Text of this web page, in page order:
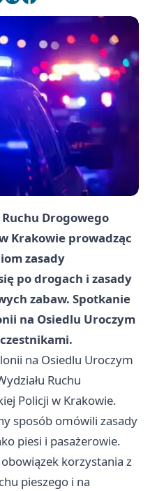
Drogowego
Krakowie prowadząc
zasady
po drogach i zasady
zabaw. Spotkanie
na Osiedlu Uroczym
na Osiedlu Uroczym
Ruchu
Policji w Krakowie.
sposób omówili zasady
piesi i pasażerowie.
korzystania z
pieszego i na